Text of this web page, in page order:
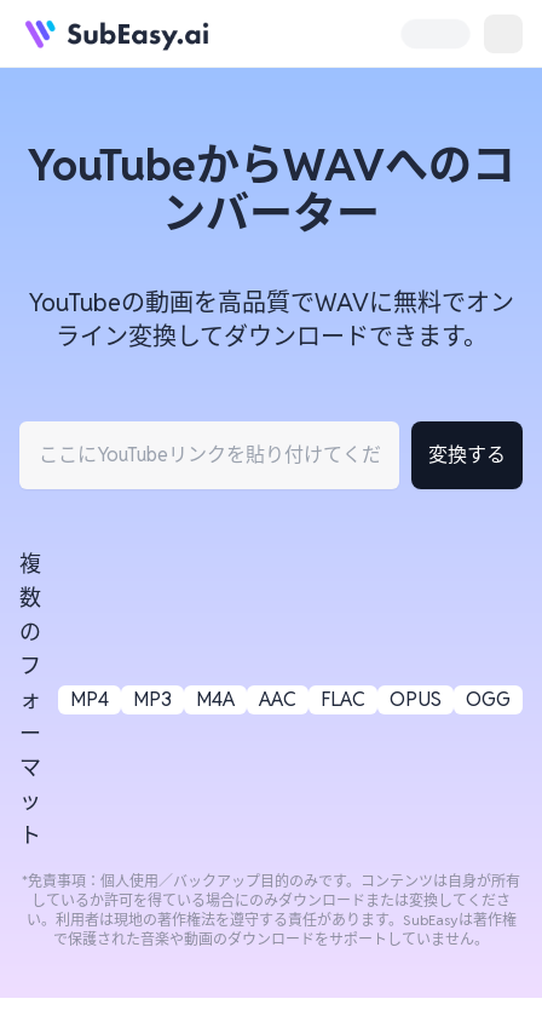
YouTubeからWAVへのコ
ンバーター
YouTubeの動画を高品質でWAVに無料でオン
ライン変換してダウンロードできます。
変換する
複
数
の
フ
ォ
ー
マ
ッ
ト
MP4 MP3 M4A AAC FLAC OPUS OGG
*免責事項：個人使用／バックアップ目的のみです。コンテンツは自身が所有
しているか許可を得ている場合にのみダウンロードまたは変換してくださ
い。利用者は現地の著作権法を遵守する責任があります。SubEasyは著作権
で保護された音楽や動画のダウンロードをサポートしていません。